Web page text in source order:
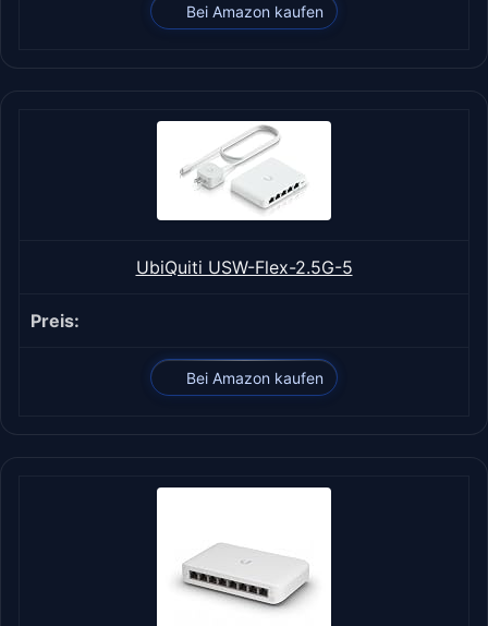
Bei Amazon kaufen
UbiQuiti USW-Flex-2.5G-5
Bei Amazon kaufen